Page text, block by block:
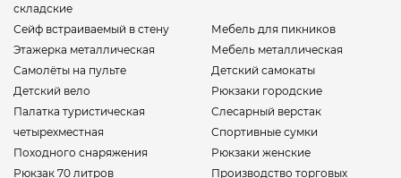
складские
Сейф встраиваемый в стену
Этажерка металлическая
Самолёты на пульте
Детский вело
Палатка туристическая
четырехместная
Походного снаряжения
Рюкзак 70 литров
Мебель для пикников
Мебель металлическая
Детский самокаты
Рюкзаки городские
Слесарный верстак
Спортивные сумки
Рюкзаки женские
Производство торговых